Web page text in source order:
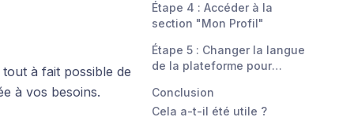
à fait possible de
à vos besoins.
Étape 4 : Accéder à la
section "Mon Profil"
Étape 5 : Changer la langue
de la plateforme pour
Conclusion
Cela a-t-il été utile ?